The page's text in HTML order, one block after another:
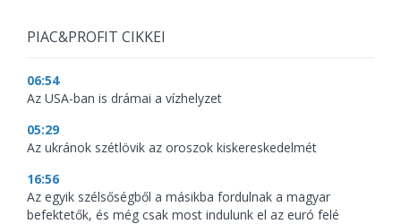
PIAC&PROFIT CIKKEI
06:54
Az USA-ban is drámai a vízhelyzet
05:29
Az ukránok szétlövik az oroszok kiskereskedelmét
16:56
Az egyik szélsőségből a másikba fordulnak a magyar
befektetők, és még csak most indulunk el az euró felé